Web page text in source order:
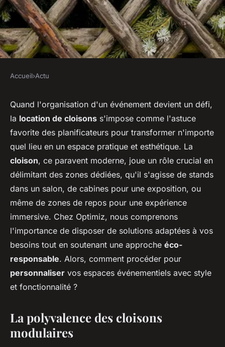
Location de cloisons pour
événements
sébastien •3 mars 2024• 2 min de lecture
Accueil›Actu
Quand l'organisation d'un événement devient un défi,
la location de cloisons s'impose comme l'astuce
favorite des planificateurs pour transformer n'importe
quel lieu en un espace pratique et esthétique. La
cloison, ce paravent moderne, joue un rôle crucial en
délimitant des zones dédiées, qu'il s'agisse de stands
dans un salon, de cabines pour une exposition, ou
même de zones de repos pour une expérience
immersive. Chez Optimiz, nous comprenons
l'importance de disposer de solutions adaptées à vos
besoins tout en soutenant une approche éco-
responsable. Alors, comment procéder pour
personnaliser vos espaces événementiels avec style
et fonctionnalité ?
La polyvalence des cloisons
modulaires